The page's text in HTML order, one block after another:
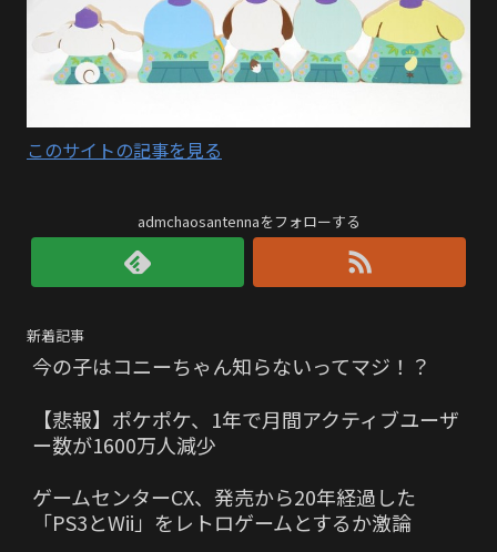
このサイトの記事を見る
admchaosantennaをフォローする
新着記事
今の子はコニーちゃん知らないってマジ！？
【悲報】ポケポケ、1年で月間アクティブユーザ
ー数が1600万人減少
ゲームセンターCX、発売から20年経過した
「PS3とWii」をレトロゲームとするか激論